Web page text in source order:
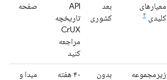
معیارهای
کلیدی ۴
بعد
کشوری
API
تاریخچه
CrUX
مراجعه
کنید
صفحه
زیرمجموعه
بدون
۴۰ هفته
مبدا و